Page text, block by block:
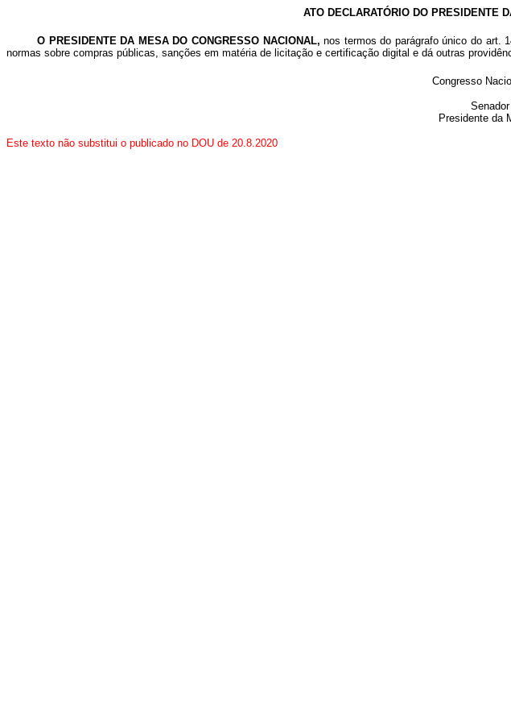
ATO DECLARATÓRIO DO PRESIDENTE
O PRESIDENTE DA MESA DO CONGRESSO NACIONAL, nos termos do parágrafo único do art.
normas sobre compras públicas, sanções em matéria de licitação e certificação digital e dá outras
Congresso
Presidente da
Este texto não substitui o publicado no DOU de 20.8.2020